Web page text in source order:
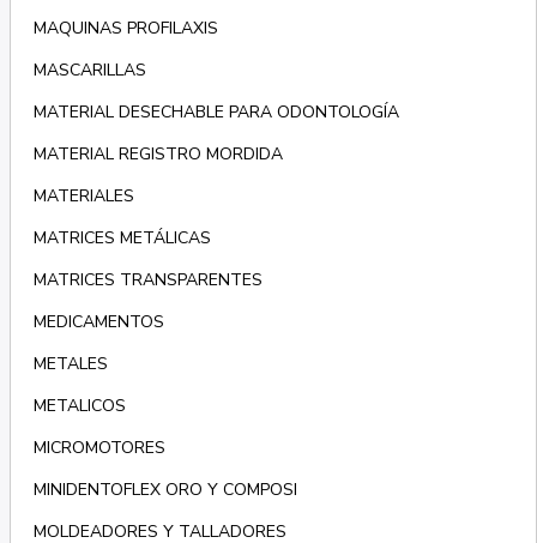
MAQUINAS PROFILAXIS
MASCARILLAS
MATERIAL DESECHABLE PARA ODONTOLOGÍA
MATERIAL REGISTRO MORDIDA
MATERIALES
MATRICES METÁLICAS
MATRICES TRANSPARENTES
MEDICAMENTOS
METALES
METALICOS
MICROMOTORES
MINIDENTOFLEX ORO Y COMPOSI
MOLDEADORES Y TALLADORES